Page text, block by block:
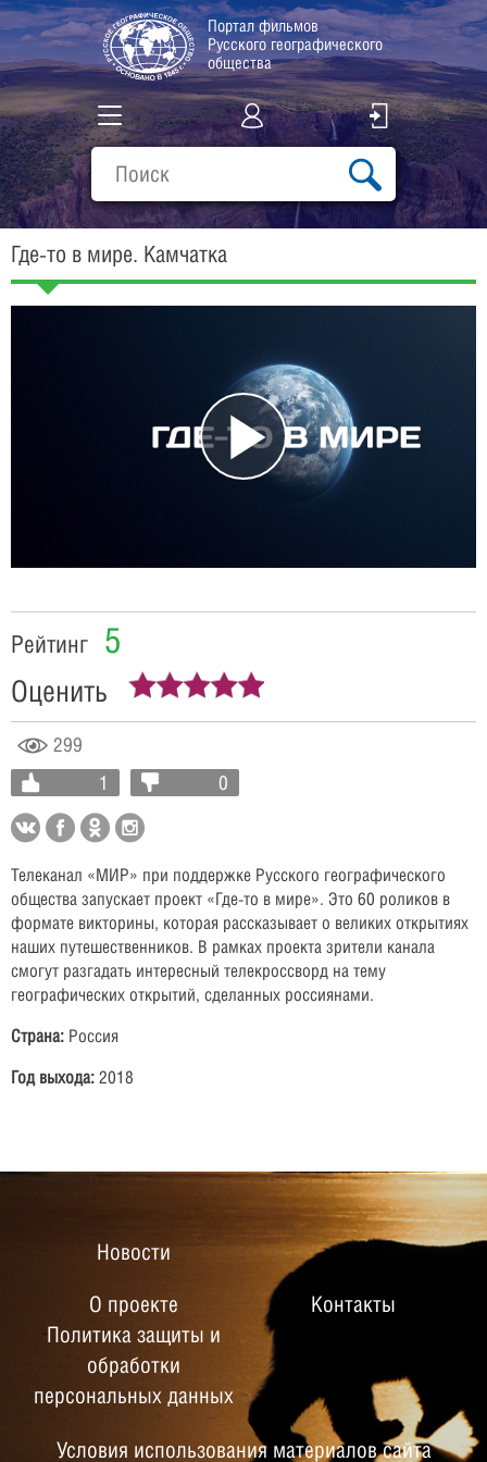
Портал фильмов
Русского географического
общества
Все фильмы
Подборки
О проекте
Где-то в мире. Камчатка
Play
299
1
0
Рейтинг 5
Оценить
Телеканал «МИР» при поддержке Русского географического
общества запускает проект «Где-то в мире». Это 60 роликов в
формате викторины, которая рассказывает о великих открытиях
наших путешественников. В рамках проекта зрители канала
смогут разгадать интересный телекроссворд на тему
географических открытий, сделанных россиянами.
Страна: Россия
Год выхода: 2018
Новости
Условия использования материалов сайта
О проекте
Контакты
Политика защиты и
обработки
персональных данных